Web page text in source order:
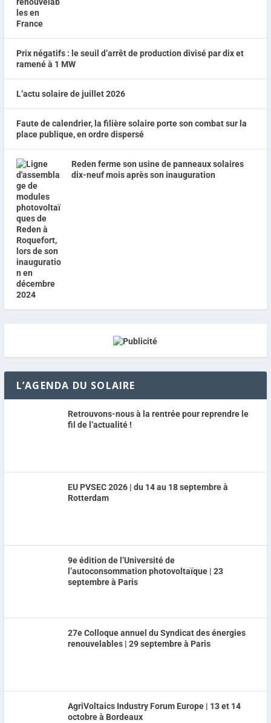
Prix négatifs : le seuil d’arrêt de production divisé par dix et
ramené à 1 MW
L’actu solaire de juillet 2026
Faute de calendrier, la filière solaire porte son combat sur la
place publique, en ordre dispersé
Reden ferme son usine de panneaux solaires
dix-neuf mois après son inauguration
L’AGENDA DU SOLAIRE
Retrouvons-nous à la rentrée pour reprendre le
fil de l’actualité !
EU PVSEC 2026 | du 14 au 18 septembre à
Rotterdam
9e édition de l’Université de
l’autoconsommation photovoltaïque | 23
septembre à Paris
27e Colloque annuel du Syndicat des énergies
renouvelables | 29 septembre à Paris
AgriVoltaics Industry Forum Europe | 13 et 14
octobre à Bordeaux